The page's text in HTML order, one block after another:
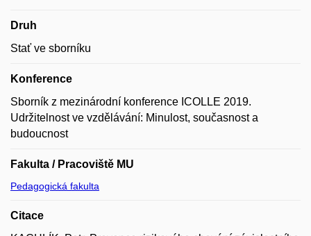
Druh
Stať ve sborníku
Konference
Sborník z mezinárodní konference ICOLLE 2019.
Udržitelnost ve vzdělávání: Minulost, současnost a
budoucnost
Fakulta / Pracoviště MU
Pedagogická fakulta
Citace